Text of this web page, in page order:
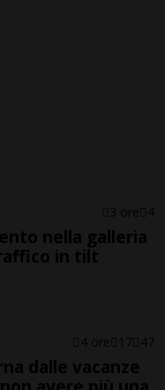
3 ore 4
nella galleria
in tilt
4 ore 17 47
dalle vacanze